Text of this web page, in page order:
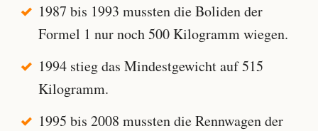
1987 bis 1993 mussten die Boliden der
Formel 1 nur noch 500 Kilogramm wiegen.
1994 stieg das Mindestgewicht auf 515
Kilogramm.
1995 bis 2008 mussten die Rennwagen der